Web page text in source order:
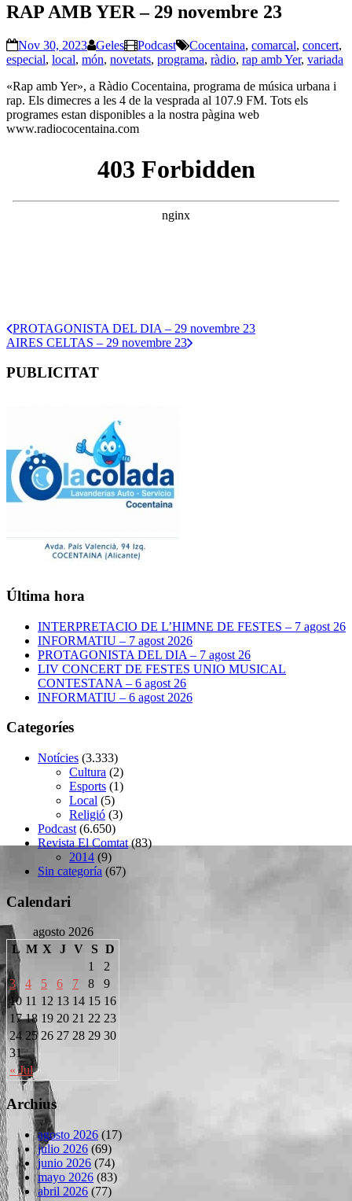
RAP AMB YER – 29 novembre 23
Nov 30, 2023 Geles Podcast Cocentaina, comarcal, concert,
especial, local, món, novetats, programa, ràdio, rap amb Yer, variada
«Rap amb Yer», a Ràdio Cocentaina, programa de música urbana i
rap. Els dimecres a les 4 de la vesprada al 107.9 FM. Tots els
programes estan disponibles a la nostra pàgina web
www.radiococentaina.com
PROTAGONISTA DEL DIA – 29 novembre 23
AIRES CELTAS – 29 novembre 23
PUBLICITAT
Última hora
INTERPRETACIO DE L’HIMNE DE FESTES – 7 agost 26
INFORMATIU – 7 agost 2026
PROTAGONISTA DEL DIA – 7 agost 26
LIV CONCERT DE FESTES UNIO MUSICAL
CONTESTANA – 6 agost 26
INFORMATIU – 6 agost 2026
Categoríes
Notícies (3.333)
Cultura (2)
Esports (1)
Local (5)
Religió (3)
Podcast (6.650)
Revista El Comtat(83)
2014 (9)
Sin categoría (67)
Calendari
agosto 2026
L M X J V S D
« Jul
1
2
3
4 5 6 7 8
9
10 11 12 13 14 15 16
17 18 19 20 21 22 23
24 25 26 27 28 29 30
31
Archius
agosto 2026 (17)
julio 2026 (69)
junio 2026 (74)
mayo 2026 (83)
abril 2026 (77)